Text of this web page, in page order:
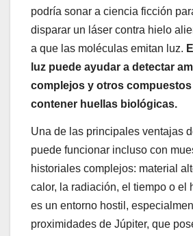
podría sonar a ciencia ficción
disparar un láser contra hielo
a que las moléculas emitan luz.
luz puede ayudar a detectar
complejos y otros
contener huellas biológicas.
Una de las principales ventajas
puede funcionar incluso con
historiales complejos: material
calor, la radiación, el tiempo o el
es un entorno hostil,
proximidades de Júpiter, que